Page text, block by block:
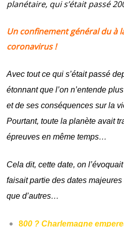
planétaire, qui s’était passé
Un confinement général du à
coronavirus !
Avec tout ce qui s’était passé
étonnant que l’on n’entende
et de ses conséquences sur la
Pourtant, toute la planète avait
épreuves en même temps…
Cela dit, cette date, on
faisait partie des dates
que d’autres…
800 ? Charlemagne